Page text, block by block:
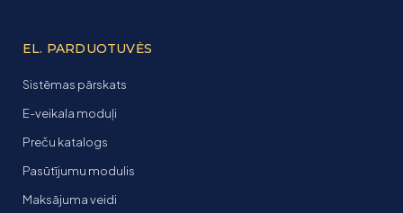
EL. PARDUOTUVĖS
Sistēmas pārskats
E-veikala moduļi
Preču katalogs
Pasūtījumu modulis
Maksājuma veidi